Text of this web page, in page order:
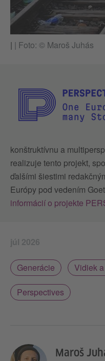
| | Foto: © Maroš Juhás
konštruktívnu a
realizuje tento projekt,
ďalšími šiestimi
Európy pod vedením
informácií o projekte
júl 2026
Generácie Vidiek
Perspectives
Maroš